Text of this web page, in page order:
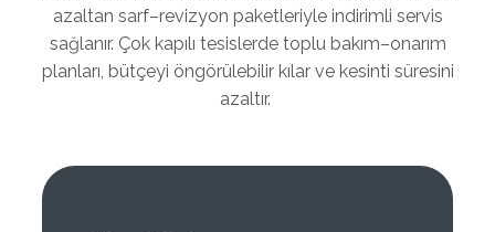
azaltan sarf–revizyon paketleriyle indirimli servis
sağlanır. Çok kapılı tesislerde toplu bakım–onarım
planları, bütçeyi öngörülebilir kılar ve kesinti süresini
azaltır.